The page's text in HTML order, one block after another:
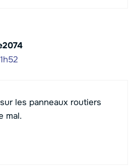
les panneaux routiers
mal.